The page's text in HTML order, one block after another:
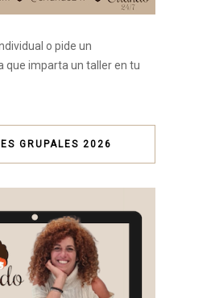
o pide un
que imparta un taller en tu
GRUPALES 2026